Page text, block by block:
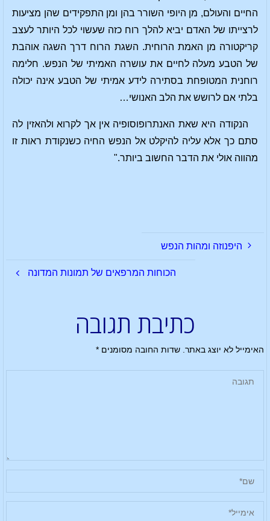
החיים והעולם, מן היופי השורר בהן ומן התפקידים שהן מציעות
לרצייתו של האדם יביא להלך רוח כזה שעשוי לכל היותר לעצב
קריקטורה מן האמת הרוחית. השגת הרוח דרך השגה אוהבת
של הטבע מעלה לחיים את עושרה האמיתי של הנפש. חלימה
רוחנית המטופחת בסתירה לידע אמיתי של הטבע אינה יכולה
בלתי אם לרושש את הלב האנושי…
הנקודה היא שאת האנתרופוסופיה אין אך לקרוא ולהאזין לה
סתם כך אלא עליה להיקלט אל הנפש החיה כשנקודת ראות זו
מהווה אולי את הדבר החשוב ביותר."
היפנוזה ומהות הנפש
הכוחות המרפאים של תמונות המדונה
כתיבת תגובה
האימייל לא יוצג באתר. שדות החובה מסומנים*